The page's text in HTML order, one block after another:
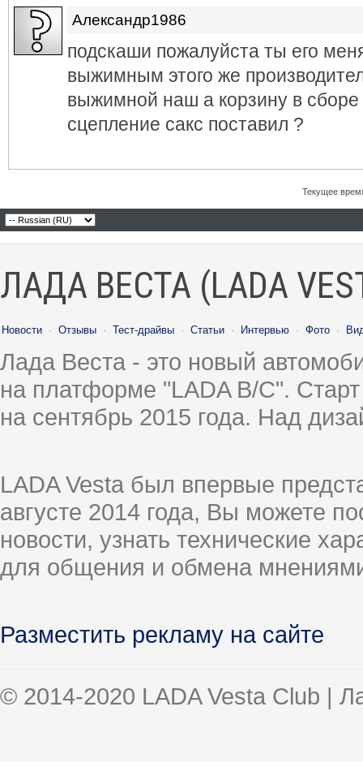
Александр1986
подскаши пожалуйста ты его
выжимным этого же
выжимной наш а корзину в сборе
сцепление сакс поставил ?
Текущее
ЛАДА ВЕСТА (LADA
Новости · Отзывы · Тест-драйвы · Статьи · Интервью · Фото ·
Лада Веста - это новый
на платформе "LADA B/C".
на сентябрь 2015 года. Над
LADA Vesta был впервые
августе 2014 года, Вы можете
новости, узнать технические
для общения и обмена
Разместить рекламу на сайте
© 2014-2020 LADA Vesta Club |